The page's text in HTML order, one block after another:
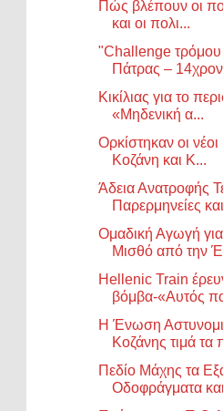
Πώς βλέπουν οι
και οι πολι...
"Challenge τρόμου
Πάτρας –
Κικίλιας για το
«Μηδενική α...
Ορκίστηκαν οι
Κοζάνη και Κ...
Άδεια Ανατροφής
Παρερμηνείες
Ομαδική Αγωγή
Μισθό από την
Hellenic Train
βόμβα-«Αυτός
Η Ένωση
Κοζάνης τιμά τα
Πεδίο Μάχης τα
Οδοφράγματα